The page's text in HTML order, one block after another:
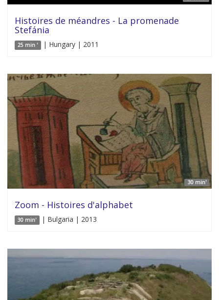
Histoires de méandres - La promenade
Stefánia
25 min ' | Hungary | 2011
30 min'
Zoom - Histoires d'alphabet
30 min' | Bulgaria | 2013